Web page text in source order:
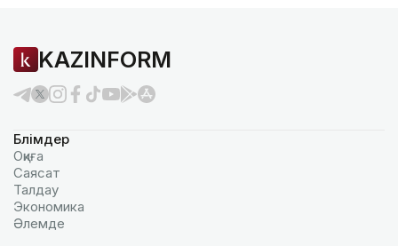
KAZINFORM
Бөлімдер
Оқиға
Саясат
Талдау
Экономика
Әлемде